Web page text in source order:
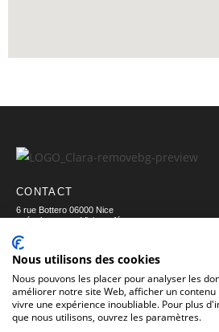
CONTACT
6 rue Bottero 06000 Nice
et également en Visioconférence
+33 6 25 08 35 04
contact@claranaturo.com
Politique de confidentialité
SUIVEZ-MOI SUR LES RÉSEAUX
Nous utilisons des cookies
Nous pouvons les placer pour analyser les
améliorer notre site Web, afficher un
vivre une expérience inoubliable. Pour plus
que nous utilisons, ouvrez les paramètres.